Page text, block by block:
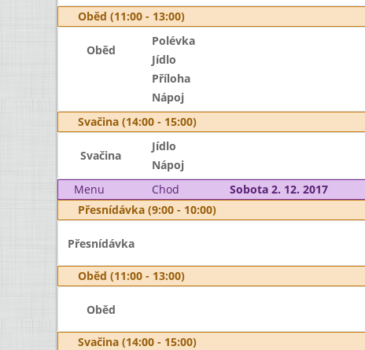
Oběd (11:00 - 13:00)
Oběd
Polévka
Jídlo
Příloha
Nápoj
Svačina (14:00 - 15:00)
Svačina
Jídlo
Nápoj
Menu
Chod
Sobota 2. 12. 2017
Přesnídávka (9:00 - 10:00)
Přesnídávka
Oběd (11:00 - 13:00)
Oběd
Svačina (14:00 - 15:00)